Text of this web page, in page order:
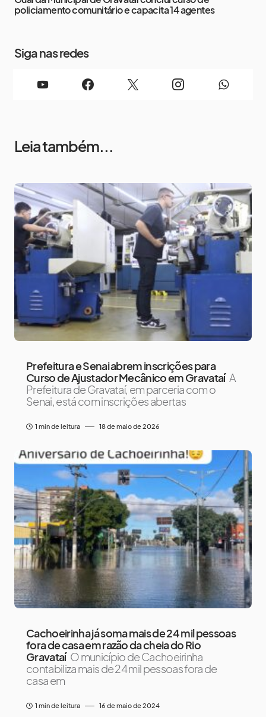
policiamento comunitário e capacita 14 agentes
Siga nas redes
Leia também...
Prefeitura e Senai abrem inscrições para
Curso de Ajustador Mecânico em Gravataí A
Prefeitura de Gravataí, em parceria com o
Senai, está com inscrições abertas
1 min de leitura 18 de maio de 2026
Cachoeirinha já soma mais de 24 mil pessoas
fora de casa em razão da cheia do Rio
Gravataí O município de Cachoeirinha
contabiliza mais de 24 mil pessoas fora de
casa em
1 min de leitura 16 de maio de 2024